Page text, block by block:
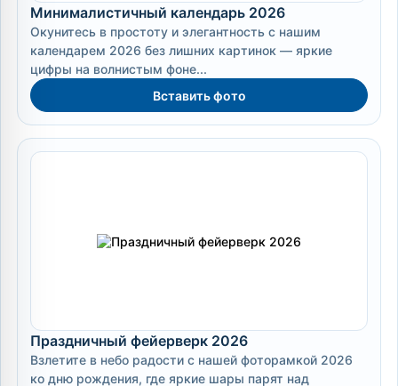
Минималистичный календарь 2026
Окунитесь в простоту и элегантность с нашим
календарем 2026 без лишних картинок — яркие
цифры на волнистым фоне...
Вставить фото
Праздничный фейерверк 2026
Взлетите в небо радости с нашей фоторамкой 2026
ко дню рождения, где яркие шары парят над